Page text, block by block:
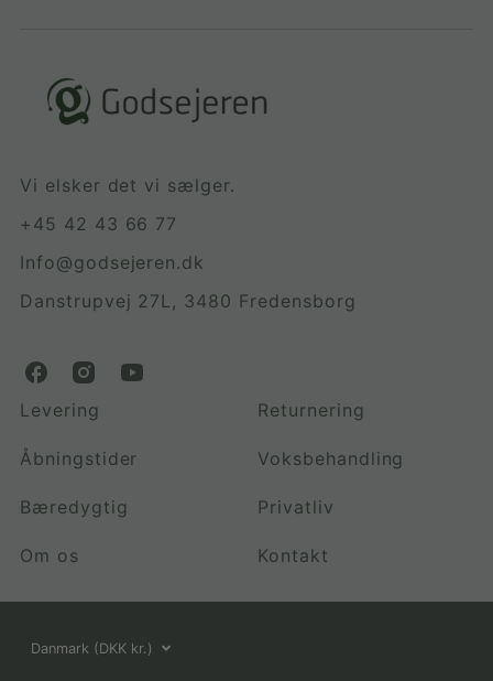
Vi elsker det vi sælger.
+45 42 43 66 77
Info@godsejeren.dk
Danstrupvej 27L, 3480 Fredensborg
G
o
s
e
e
e
.
G
o
e
e
e
.
k
G
s
e
e
.
k
Levering Returnering
Åbningstider Voksbehandling
Bæredygtig Privatliv
Om os Kontakt
Vælg
Danmark (DKK kr.)